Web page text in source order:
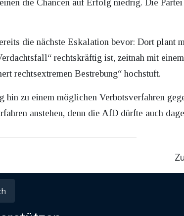
die Chancen auf Erfolg niedrig. Die
die nächste Eskalation bevor: Dort plant
rechtskräftig ist, zeitnah mit
rechtsextremen Bestrebung“ hochstuft.
hin zu einem möglichen Verbotsverfahren
anstehen, denn die AfD dürfte auch